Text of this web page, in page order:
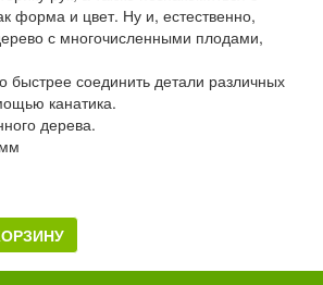
форма и цвет. Ну и, естественно,
с многочисленными плодами,
быстрее соединить детали различных
канатика.
дерева.